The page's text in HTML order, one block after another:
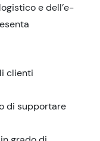
e dell’e-
clienti
di supportare